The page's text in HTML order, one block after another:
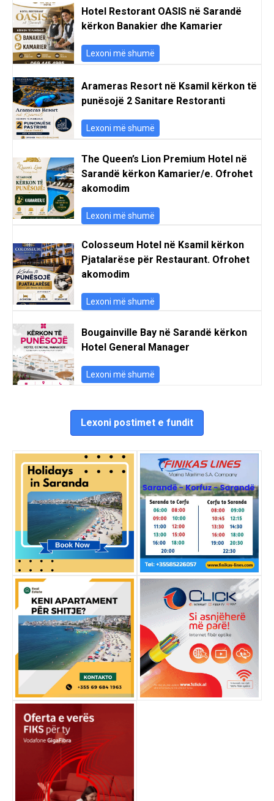
Hotel Restorant OASIS në Sarandë
kërkon Banakier dhe Kamarier
Lexoni më shumë
Arameras Resort në Ksamil kërkon të
punësojë 2 Sanitare Restoranti
Lexoni më shumë
The Queen’s Lion Premium Hotel në
Sarandë kërkon Kamarier/e. Ofrohet
akomodim
Lexoni më shumë
Colosseum Hotel në Ksamil kërkon
Pjatalarëse për Restaurant. Ofrohet
akomodim
Lexoni më shumë
Bougainville Bay në Sarandë kërkon
Hotel General Manager
Lexoni më shumë
Lexoni postimet e fundit